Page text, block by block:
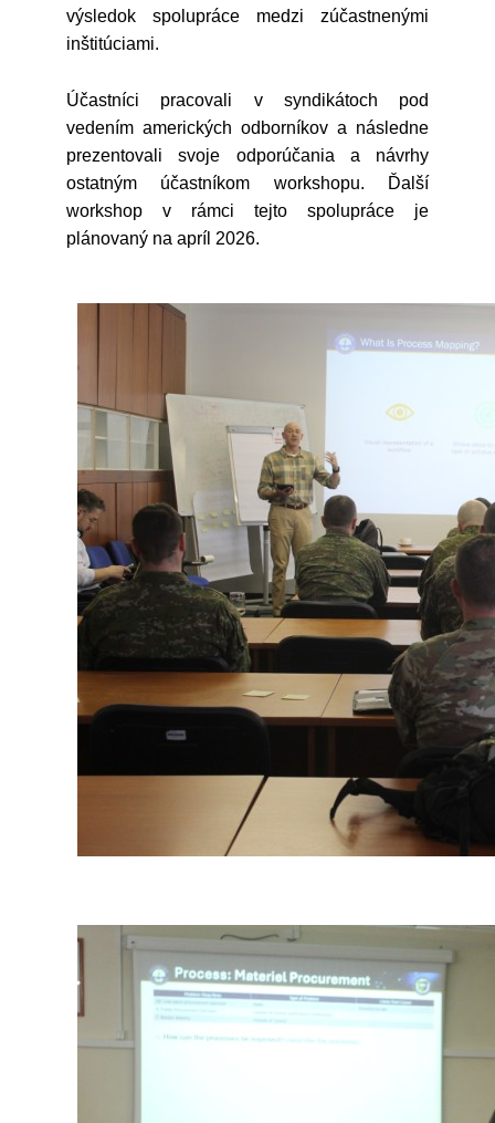
výsledok spolupráce medzi zúčastnenými
inštitúciami.
Účastníci pracovali v syndikátoch pod
vedením amerických odborníkov a následne
prezentovali svoje odporúčania a návrhy
ostatným účastníkom workshopu. Ďalší
workshop v rámci tejto spolupráce je
plánovaný na apríl 2026.